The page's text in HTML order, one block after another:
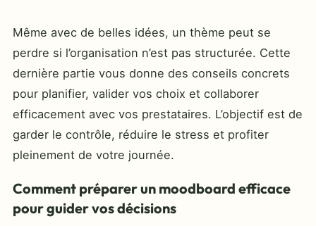
Même avec de belles idées, un thème peut se
perdre si l’organisation n’est pas structurée. Cette
dernière partie vous donne des conseils concrets
pour planifier, valider vos choix et collaborer
efficacement avec vos prestataires. L’objectif est de
garder le contrôle, réduire le stress et profiter
pleinement de votre journée.
Comment préparer un moodboard efficace
pour guider vos décisions